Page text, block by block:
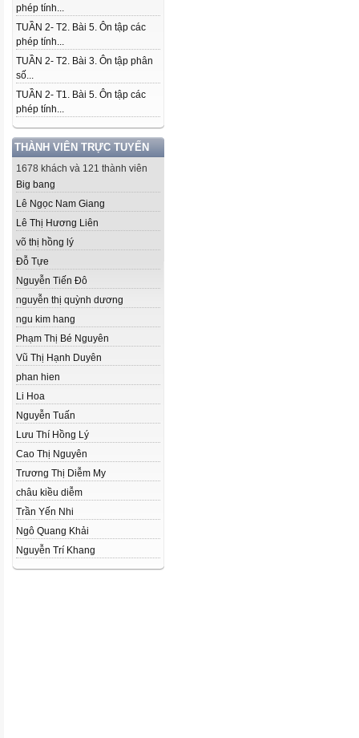
phép tính...
TUẦN 2- T2. Bài 5. Ôn tập các
phép tính...
TUẦN 2- T2. Bài 3. Ôn tập phân
số...
TUẦN 2- T1. Bài 5. Ôn tập các
phép tính...
THÀNH VIÊN TRỰC TUYẾN
1678 khách và 121 thành viên
Big bang
Lê Ngọc Nam Giang
Lê Thị Hương Liên
võ thị hồng lý
Đỗ Tựe
Nguyễn Tiến Đô
nguyễn thị quỳnh dương
ngu kim hang
Phạm Thị Bé Nguyên
Vũ Thị Hạnh Duyên
phan hien
Li Hoa
Nguyễn Tuấn
Lưu Thí Hồng Lý
Cao Thị Nguyên
Trương Thị Diễm My
châu kiều diễm
Trần Yến Nhi
Ngô Quang Khải
Nguyễn Trí Khang